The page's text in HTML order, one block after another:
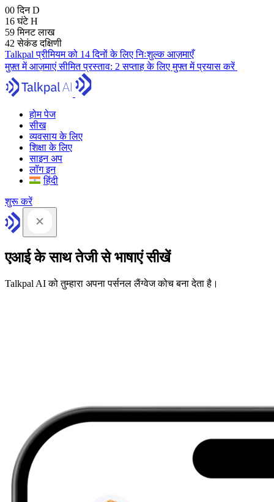
00 दिनD
16 घंटेH
59 मिनटलाख
41 सेकंडदक्षिणी
Talkpal प्रीमियम को 14 दिनों के लिए निःशुल्क आज़माएँ
मुफ़्त में आज़माएंसीमित प्रस्ताव: 2 सप्ताह के लिए मुफ्त में प्रयास करें
होम पेज
सीख
व्यवसाय के लिए
शिक्षा के लिए
साइन अप
लॉग इन
हिंदी
शुरू करें
एआई के साथ तेजी से भाषाएं सीखें
Talkpal AI को तुम्हारा अपना पर्सनल लैंग्वेज कोच बना देता है।